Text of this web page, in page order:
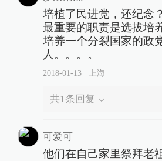
培植了民进党，还纪念
最重要的职责是选拔培
培养一个分裂国家的政
人。。。。
2018-01-13∙ 上海
共1条回复
可爱可
他们在自己家里祭拜老